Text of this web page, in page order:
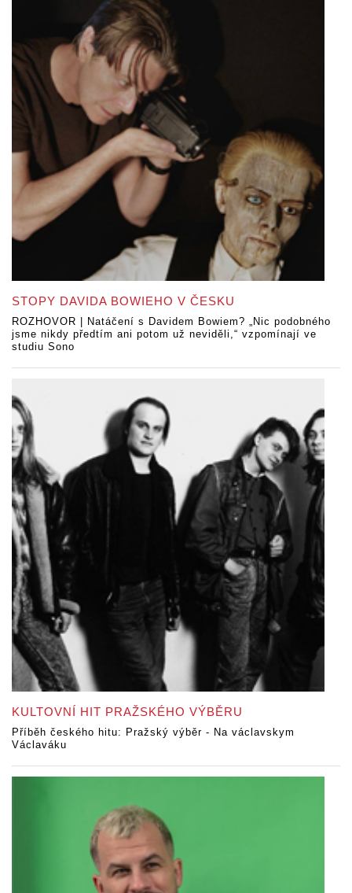
STOPY DAVIDA BOWIEHO V ČESKU
ROZHOVOR | Natáčení s Davidem Bowiem? „Nic podobného
jsme nikdy předtím ani potom už neviděli,“ vzpomínají ve
studiu Sono
KULTOVNÍ HIT PRAŽSKÉHO VÝBĚRU
Příběh českého hitu: Pražský výběr - Na václavskym
Václaváku